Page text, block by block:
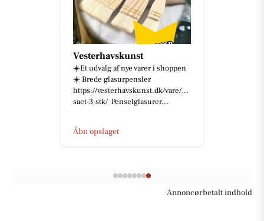
Vesterhavskunst
☀️Et udvalg af nye varer i shoppen
☀️ Brede glasurpensler
https://vesterhavskunst.dk/vare/pensel-
saet-3-stk/ Penselglasurer...
Åbn opslaget
Annoncørbetalt indhold